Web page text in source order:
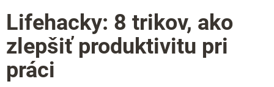
Lifehacky: 8 trikov, ako
zlepšiť produktivitu pri
práci